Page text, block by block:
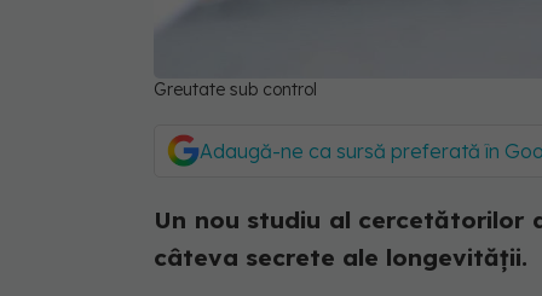
Greutate sub control
Adaugă-ne ca sursă preferată în
Un nou studiu al cercetătorilor
câteva secrete ale longevității.